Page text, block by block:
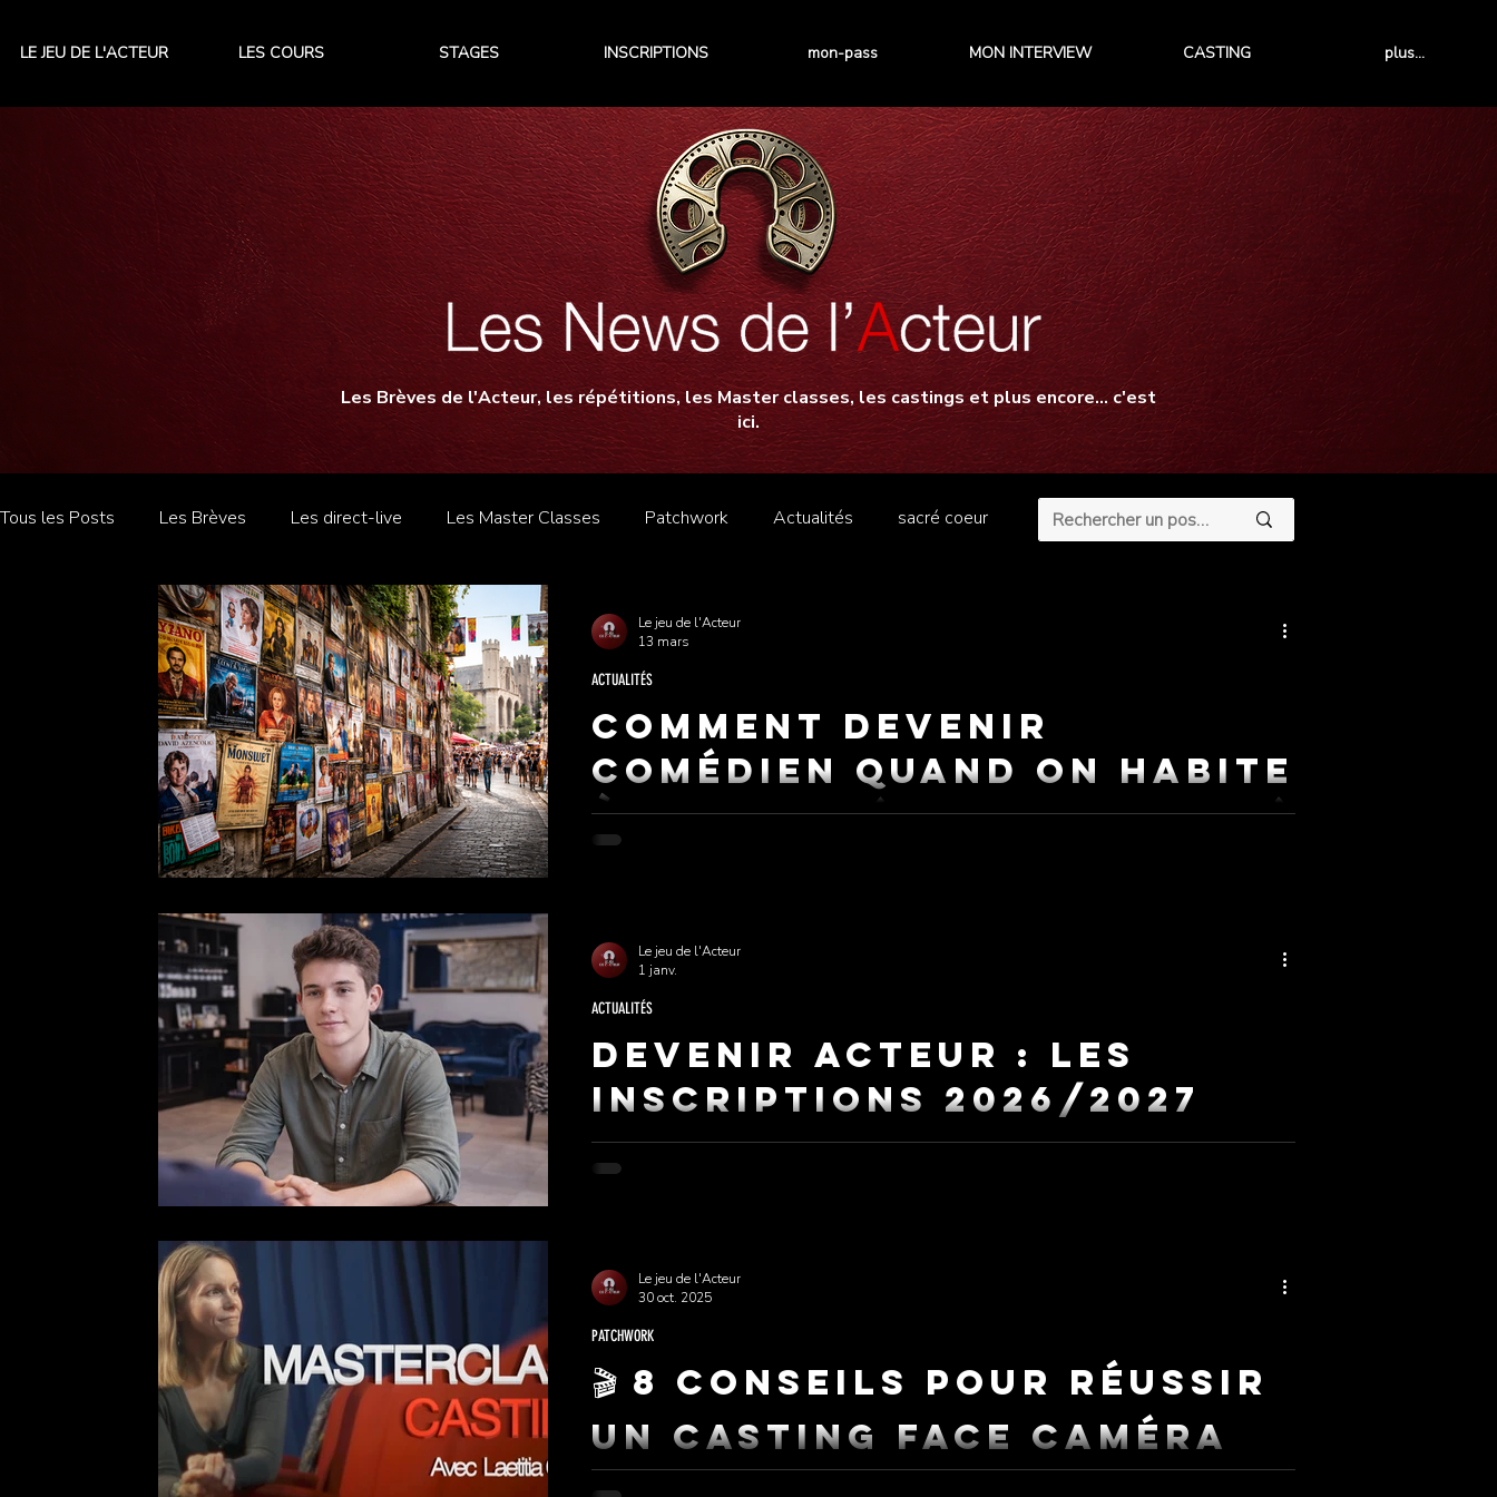
LE JEU DE L'ACTEUR LES COURS STAGES INSCRIPTIONS mon-pass MON INTERVIEW CASTING plus...
Les Brèves de l'Acteur, les répétitions, les Master classes, les castings et plus encore... c'est
ici.
Tous les Posts Les Brèves Les direct-live Les Master Classes Patchwork Actualités sacré coeur
Comment devenir
comédien quand on habite
à Avignon (guide complet)
ACTUALITÉS
Le jeu de l'Acteur
13 mars
Devenir Acteur : Les
inscriptions 2026/2027
sont ouvertes
ACTUALITÉS
Le jeu de l'Acteur
1 janv.
🎬 8 conseils pour réussir
un casting face caméra
🎬 MASTERCLASS CASTING – LE JEU DE L’ACTEUR Avec la directrice de casting Laetitia
PATCHWORK
Le jeu de l'Acteur
30 oct. 2025